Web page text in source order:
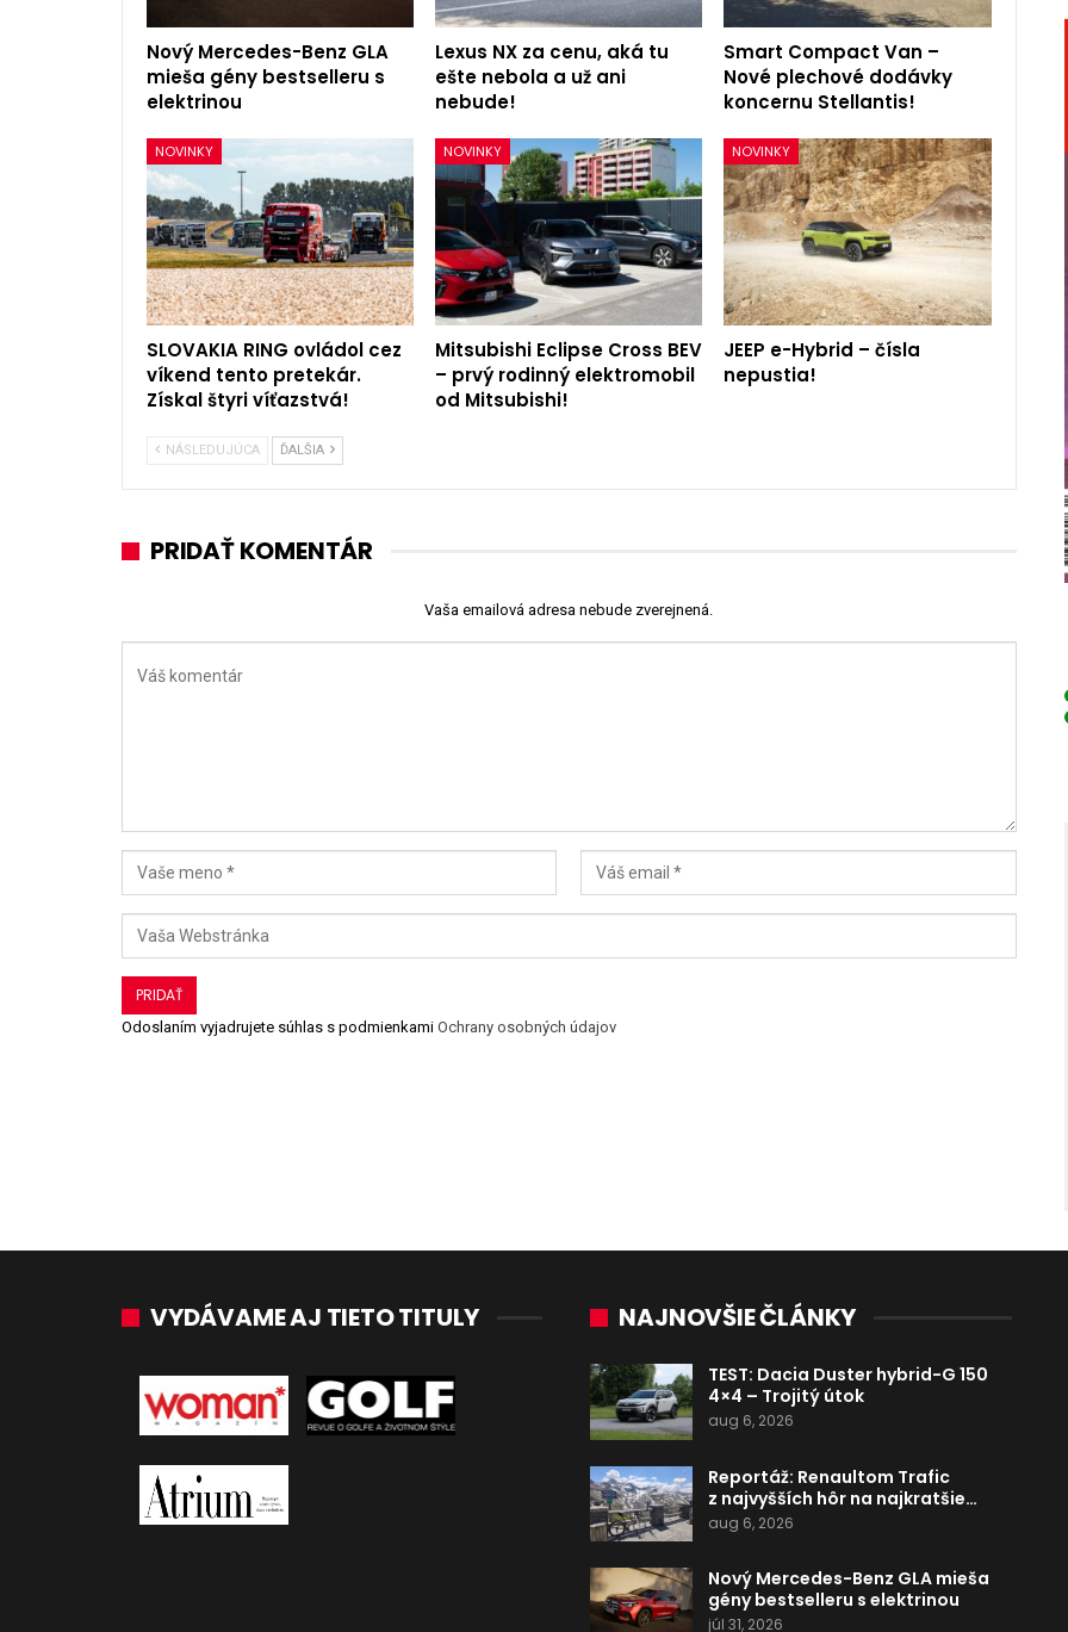
Nový Mercedes-Benz GLA
mieša gény bestselleru s
elektrinou
Lexus NX za cenu, aká tu
ešte nebola a už ani
nebude!
Smart Compact Van –
Nové plechové dodávky
koncernu Stellantis!
NOVINKY
SLOVAKIA RING ovládol cez
víkend tento pretekár.
Získal štyri víťazstvá!
NOVINKY
Mitsubishi Eclipse Cross BEV
– prvý rodinný elektromobil
od Mitsubishi!
NOVINKY
JEEP e-Hybrid – čísla
nepustia!
NÁSLEDUJÚCA ĎALŠIA
PRIDAŤ KOMENTÁR
Vaša emailová adresa nebude zverejnená.
Odoslaním vyjadrujete súhlas s podmienkami Ochrany osobných údajov
VYDÁVAME AJ TIETO TITULY NAJNOVŠIE ČLÁNKY
TEST: Dacia Duster hybrid-G 150
4×4 – Trojitý útok
aug 6, 2026
Reportáž: Renaultom Trafic
z najvyšších hôr na najkratšie…
aug 6, 2026
Nový Mercedes-Benz GLA mieša
gény bestselleru s elektrinou
júl 31, 2026